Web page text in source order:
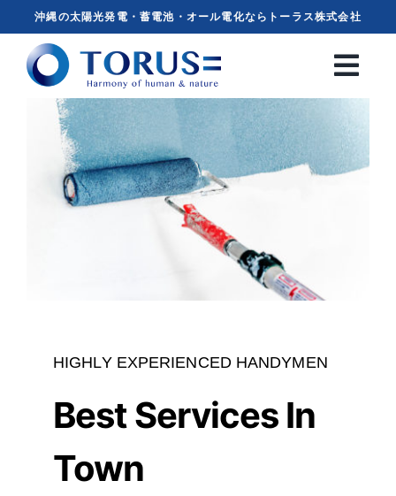
content
沖縄の太陽光発電・蓄電池・オール電化ならトーラス株式会社
HIGHLY EXPERIENCED HANDYMEN
Best Services In
Town